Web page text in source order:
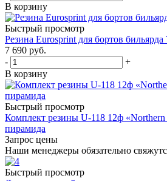
В корзину
Быстрый просмотр
Резина Eurosprint для бортов бильярда
7 690 руб.
-
+
В корзину
Быстрый просмотр
Комплект резины U-118 12ф
пирамида
Запрос цены
Наши менеджеры обязательно
Быстрый просмотр